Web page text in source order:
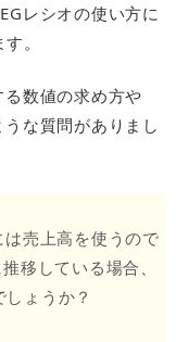
レシオの使い方に
。
数値の求め方や
な質問がありまし
売上高を使うので
移している場合、
ょうか？